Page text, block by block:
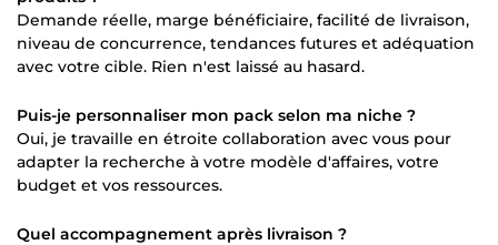
Demande réelle, marge bénéficiaire, facilité de livraison,
niveau de concurrence, tendances futures et adéquation
avec votre cible. Rien n'est laissé au hasard.
Puis-je personnaliser mon pack selon ma niche ?
Oui, je travaille en étroite collaboration avec vous pour
adapter la recherche à votre modèle d'affaires, votre
budget et vos ressources.
Quel accompagnement après livraison ?